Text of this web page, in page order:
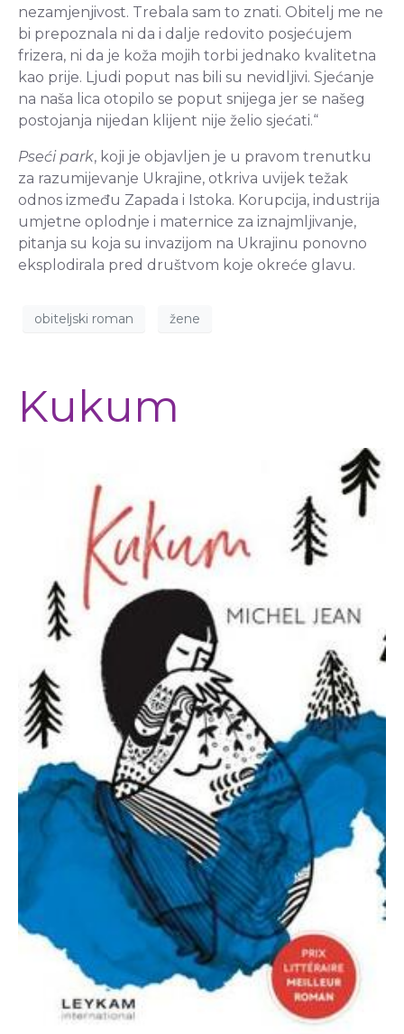
nezamjenjivost. Trebala sam to znati. Obitelj me ne
bi prepoznala ni da i dalje redovito posjećujem
frizera, ni da je koža mojih torbi jednako kvalitetna
kao prije. Ljudi poput nas bili su nevidljivi. Sjećanje
na naša lica otopilo se poput snijega jer se našeg
postojanja nijedan klijent nije želio sjećati.“
Pseći park, koji je objavljen je u pravom trenutku
za razumijevanje Ukrajine, otkriva uvijek težak
odnos između Zapada i Istoka. Korupcija, industrija
umjetne oplodnje i maternice za iznajmljivanje,
pitanja su koja su invazijom na Ukrajinu ponovno
eksplodirala pred društvom koje okreće glavu.
obiteljski roman žene
Kukum